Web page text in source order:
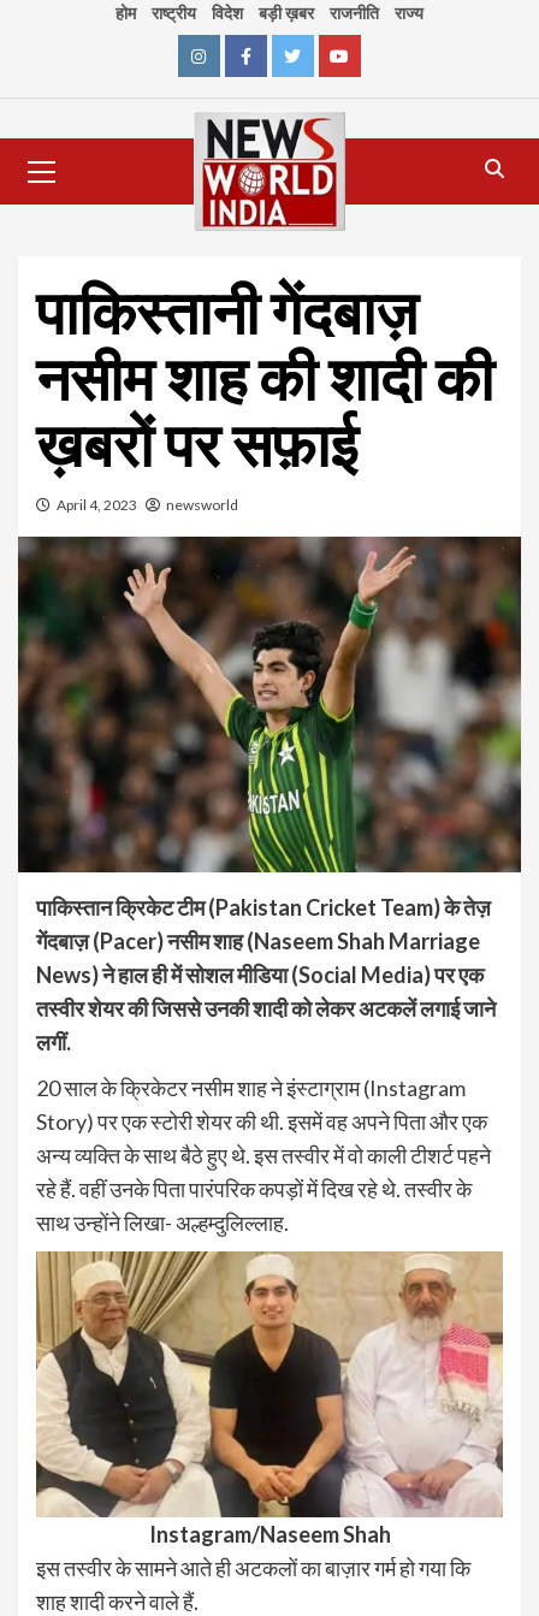
होम राष्ट्रीय विदेश बड़ी ख़बर राजनीति राज्य
InstagramFacebookTwitterYoutube
Menu
पाकिस्तानी गेंदबाज़
नसीम शाह की शादी की
ख़बरों पर सफ़ाई
April 4, 2023 newsworld
पाकिस्तान क्रिकेट टीम (Pakistan Cricket Team) के तेज़
गेंदबाज़ (Pacer) नसीम शाह (Naseem Shah Marriage
News) ने हाल ही में सोशल मीडिया (Social Media) पर एक
तस्वीर शेयर की जिससे उनकी शादी को लेकर अटकलें लगाई जाने
लगीं.
20 साल के क्रिकेटर नसीम शाह ने इंस्टाग्राम (Instagram
Story) पर एक स्टोरी शेयर की थी. इसमें वह अपने पिता और एक
अन्य व्यक्ति के साथ बैठे हुए थे. इस तस्वीर में वो काली टीशर्ट पहने
रहे हैं. वहीं उनके पिता पारंपरिक कपड़ों में दिख रहे थे. तस्वीर के
साथ उन्होंने लिखा- अल्हम्दुलिल्लाह.
Instagram/Naseem Shah
इस तस्वीर के सामने आते ही अटकलों का बाज़ार गर्म हो गया कि
शाह शादी करने वाले हैं.